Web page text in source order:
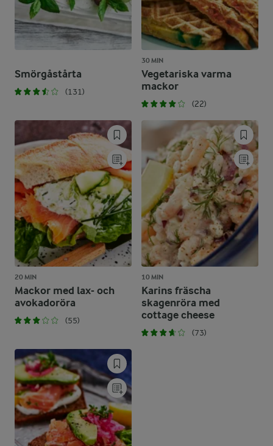
Smörgåstårta
(131)
30 MIN
Vegetariska varma
mackor
(22)
20 MIN
Mackor med lax- och
avokadoröra
(55)
10 MIN
Karins fräscha
skagenröra med
cottage cheese
(73)